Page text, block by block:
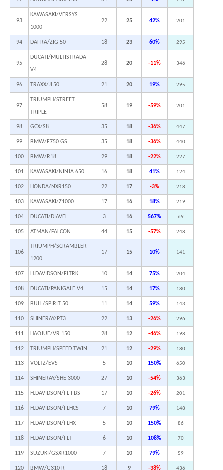
93
KAWASAKI/VERSYS
1000
22 25 42% 201
94 DAFRA/ZIG 50 18 23 60% 295
95
DUCATI/MULTISTRADA
V4
28 20 -11% 346
96 TRAXX/JL50 21 20 19% 295
97
TRIUMPH/STREET
TRIPLE
58 19 -59% 201
98 GCX/S8 35 18 -36% 447
99 BMW/F750 GS 35 18 -36% 440
100 BMW/R18 29 18 -22% 227
101 KAWASAKI/NINJA 650 16 18 41% 124
102 HONDA/NXR150 22 17 -3% 218
103 KAWASAKI/Z1000 17 16 18% 219
104 DUCATI/DIAVEL 3 16 567% 69
105 ATMAN/FALCON 44 15 -57% 248
106
TRIUMPH/SCRAMBLER
1200
17 15 10% 141
107 H.DAVIDSON/FLTRK 10 14 75% 204
108 DUCATI/PANIGALE V4 15 14 17% 180
109 BULL/SPIRIT 50 11 14 59% 143
110 SHINERAY/PT3 22 13 -26% 296
111 HAOJUE/VR 150 28 12 -46% 198
112 TRIUMPH/SPEED TWIN 21 12 -29% 180
113 VOLTZ/EVS 5 10 150% 650
114 SHINERAY/SHE 3000 27 10 -54% 363
115 H.DAVIDSON/FL FBS 17 10 -26% 201
116 H.DAVIDSON/FLHCS 7 10 79% 148
117 H.DAVIDSON/FLHX 5 10 150% 86
118 H.DAVIDSON/FLT 6 10 108% 70
119 SUZUKI/GSXR1000 7 10 79% 59
120 BMW/G310 R 18 9 -38% 436